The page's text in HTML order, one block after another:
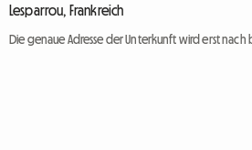
Lesparrou, Frankreich
Die genaue Adresse der Unterkunft wird erst